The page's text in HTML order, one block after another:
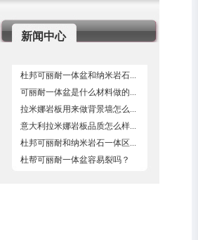
新闻中心
杜邦可丽耐一体盆和纳米岩石...
可丽耐一体盆是什么材料做的...
拉米娜岩板用来做背景墙怎么...
意大利拉米娜岩板品质怎么样...
杜邦可丽耐和纳米岩石一体区...
杜帮可丽耐一体盆容易裂吗？